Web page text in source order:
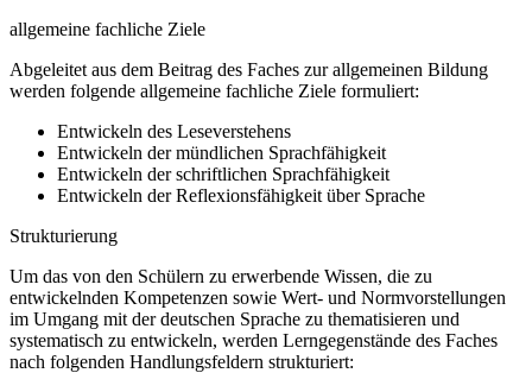
allgemeine fachliche Ziele
Abgeleitet aus dem Beitrag des Faches zur allgemeinen Bildung
werden folgende allgemeine fachliche Ziele formuliert:
Entwickeln des Leseverstehens
Entwickeln der mündlichen Sprachfähigkeit
Entwickeln der schriftlichen Sprachfähigkeit
Entwickeln der Reflexionsfähigkeit über Sprache
Strukturierung
Um das von den Schülern zu erwerbende Wissen, die zu
entwickelnden Kompetenzen sowie Wert- und Normvorstellungen
im Umgang mit der deutschen Sprache zu thematisieren und
systematisch zu entwickeln, werden Lerngegenstände des Faches
nach folgenden Handlungsfeldern strukturiert: